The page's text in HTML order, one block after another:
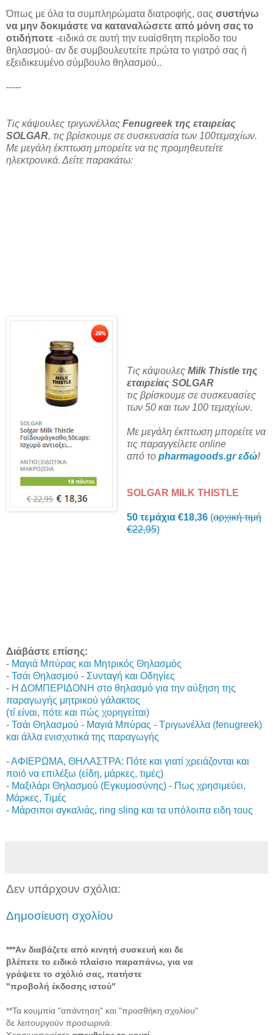
Όπως με όλα τα συμπληρώματα διατροφής, σας συστήνω
να μην δοκιμάστε να καταναλώσετε από μόνη σας το
οτιδήποτε -ειδικά σε αυτή την ευαίσθητη περίοδο του
θηλασμού- αν δε συμβουλευτείτε πρώτα το γιατρό σας ή
εξειδικευμένο σύμβουλο θηλασμού..
-----
Τις κάψουλες τριγωνέλλας Fenugreek της εταιρείας
SOLGAR, τις βρίσκουμε σε συσκευασία των 100τεμαχίων.
Με μεγάλη έκπτωση μπορείτε να τις προμηθευτείτε
ηλεκτρονικά. Δείτε παρακάτω:
Τις κάψουλες Milk Thistle της
εταιρείας SOLGAR
τις βρίσκουμε σε συσκευασίες
των 50 και των 100 τεμαχίων.
Με μεγάλη έκπτωση μπορείτε να
τις παραγγείλετε online
από το pharmagoods.gr εδώ!
SOLGAR MILK THISTLE
50 τεμάχια €18,36(αρχική τιμή
€22,95)
Διάβάστε επίσης:
- Μαγιά Μπύρας και Μητρικός Θηλασμός
- Τσάι Θηλασμού - Συνταγή και Οδηγίες
- Η ΔΟΜΠΕΡΙΔΟΝΗ στο θηλασμό για την αύξηση της
παραγωγής μητρικού γάλακτος
(τί είναι, πότε και πώς χορηγείται)
- Τσάι Θηλασμού - Μαγιά Μπύρας - Τριγωνέλλα (fenugreek)
και άλλα ενισχυτικά της παραγωγής
-ΑΦΙΕΡΩΜΑ, ΘΗΛΑΣΤΡΑ: Πότε και γιατί χρειάζονται και
ποιό να επιλέξω (είδη, μάρκες, τιμές)
- Μαξιλάρι Θηλασμού (Εγκυμοσύνης) - Πως χρησιμεύει,
Μάρκες, Τιμές
- Μάρσιποι αγκαλιάς, ring sling και τα υπόλοιπα ειδη τους
Δεν υπάρχουν σχόλια:
Δημοσίευση σχολίου
***Aν διαβάζετε από κινητή συσκευή και δε
βλέπετε το ειδικό πλαίσιο παραπάνω, για να
γράψετε το σχόλιό σας, πατήστε
"προβολή έκδοσης ιστού"
**Τα κουμπία "απάντηση" και "προσθήκη σχολίου"
δε λειτουργούν προσωρινά.